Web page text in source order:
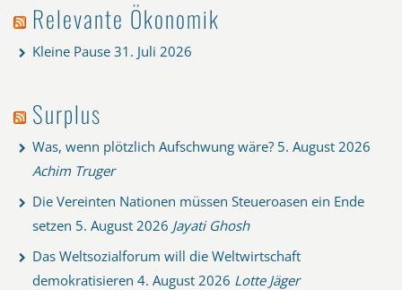
Relevante Ökonomik
Kleine Pause 31. Juli 2026
Surplus
Was, wenn plötzlich Aufschwung wäre? 5. August 2026
Achim Truger
Die Vereinten Nationen müssen Steueroasen ein Ende
setzen 5. August 2026 Jayati Ghosh
Das Weltsozialforum will die Weltwirtschaft
demokratisieren 4. August 2026 Lotte Jäger